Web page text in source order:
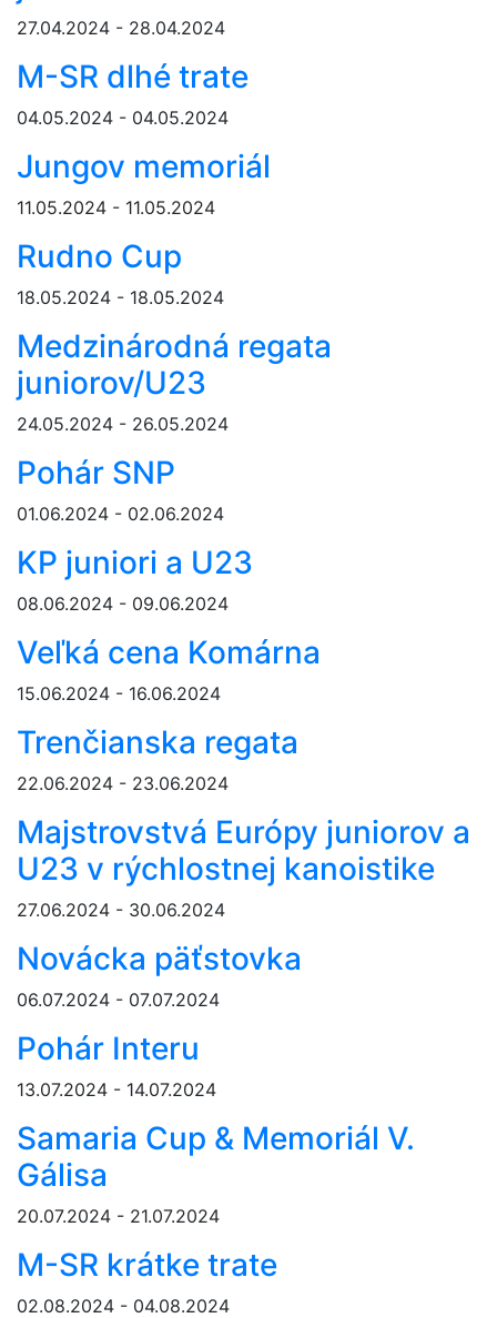
27.04.2024 - 28.04.2024
M-SR dlhé trate
04.05.2024 - 04.05.2024
Jungov memoriál
11.05.2024 - 11.05.2024
Rudno Cup
18.05.2024 - 18.05.2024
Medzinárodná regata
juniorov/U23
24.05.2024 - 26.05.2024
Pohár SNP
01.06.2024 - 02.06.2024
KP juniori a U23
08.06.2024 - 09.06.2024
Veľká cena Komárna
15.06.2024 - 16.06.2024
Trenčianska regata
22.06.2024 - 23.06.2024
Majstrovstvá Európy juniorov a
U23 v rýchlostnej kanoistike
27.06.2024 - 30.06.2024
Novácka päťstovka
06.07.2024 - 07.07.2024
Pohár Interu
13.07.2024 - 14.07.2024
Samaria Cup & Memoriál V.
Gálisa
20.07.2024 - 21.07.2024
M-SR krátke trate
02.08.2024 - 04.08.2024